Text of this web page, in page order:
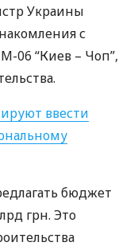
Украины
с
06 “Киев – Чоп”,
ввести
бюджет
грн. Это